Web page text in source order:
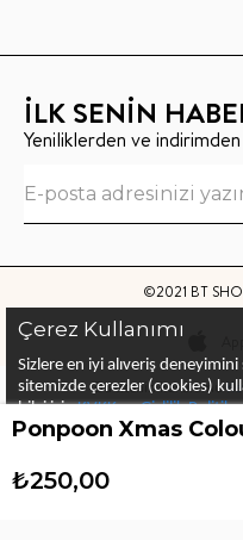
İLK SENİN
Yeniliklerden ve
©2021 BT
Bu sitenin kurulumu
Çerez Kullanımı
Sizlere en iyi alıveriş
sitemizde çerezler (cookies)
bilgi için KVKK ve Gizlilik
Politikalarını inceleyebilirsiniz
Ponpoon Xmas
₺250,00